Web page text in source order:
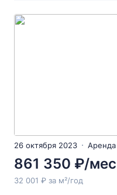
26 октября 2023 Аренда
861 350 ₽/мес
32 001 ₽ за м²/год